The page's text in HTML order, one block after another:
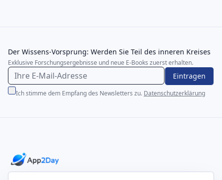
Der Wissens-Vorsprung: Werden Sie Teil des inneren Kreises
Exklusive Forschungsergebnisse und neue E-Books zuerst erhalten.
Eintragen
Ich stimme dem Empfang des Newsletters zu. Datenschutzerklärung